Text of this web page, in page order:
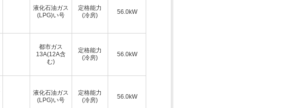
液化石油ガス
(LPG)い号
定格能力
(冷房)
56.0kW
都市ガス
13A(12A含
む)
定格能力
(冷房)
56.0kW
液化石油ガス
(LPG)い号
定格能力
(冷房)
56.0kW